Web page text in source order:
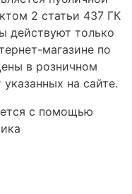
2 статьи 437 ГК
действуют только
магазине по
в розничном
на сайте.
с помощью